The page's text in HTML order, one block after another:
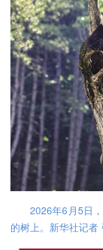
2026年6月5日
的树上。新华社记者